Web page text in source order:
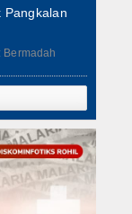
Pangkalan
Bermadah